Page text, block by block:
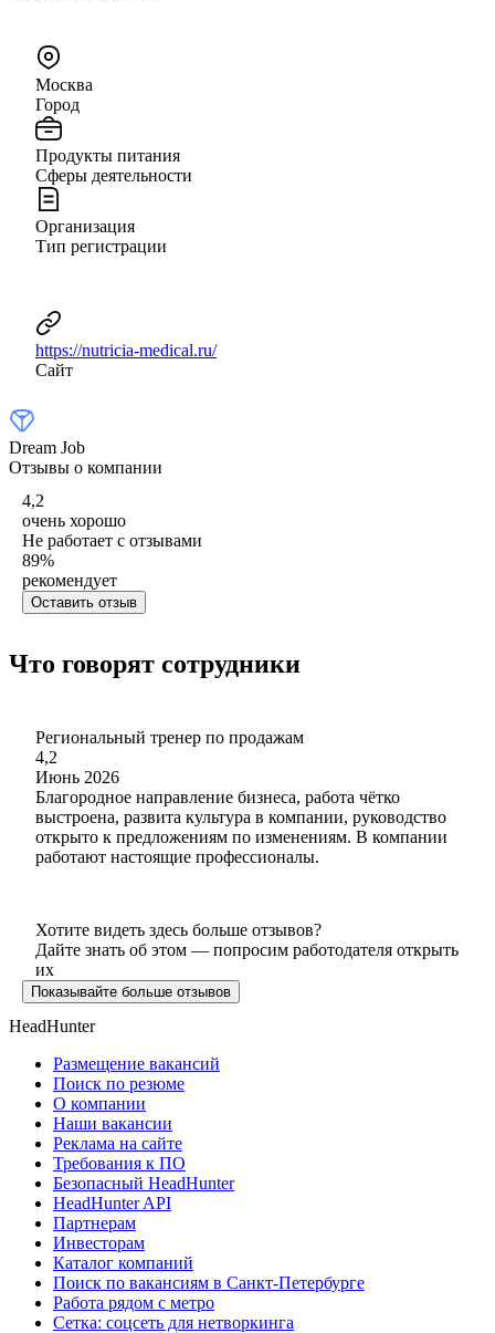
Москва
Город
Продукты питания
Сферы деятельности
Организация
Тип регистрации
https://nutricia-medical.ru/
Сайт
Dream Job
Отзывы о компании
4,2
очень хорошо
Не работает с отзывами
89%
рекомендует
Оставить отзыв
Что говорят сотрудники
Региональный тренер по продажам
4,2
Июнь 2026
Благородное направление бизнеса, работа чётко
выстроена, развита культура в компании, руководство
открыто к предложениям по изменениям. В компании
работают настоящие профессионалы.
Хотите видеть здесь больше отзывов?
Дайте знать об этом — попросим работодателя открыть
их
Показывайте больше отзывов
HeadHunter
Размещение вакансий
Поиск по резюме
О компании
Наши вакансии
Реклама на сайте
Требования к ПО
Безопасный HeadHunter
HeadHunter API
Партнерам
Инвесторам
Каталог компаний
Поиск по вакансиям в Санкт-Петербурге
Работа рядом с метро
Сетка: соцсеть для нетворкинга